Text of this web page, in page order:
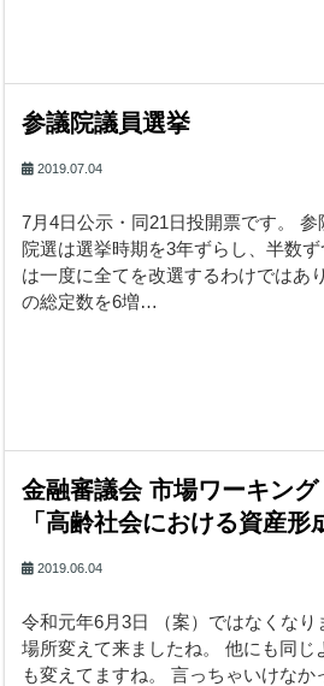
参議院議員選挙
2019.07.04
7月4日公示・同21日投開票です。
院選は選挙時期を3年ずらし、半数
は一度に全てを改選するわけではあ
の総定数を6増…
金融審議会 市場ワーキン
「高齢社会における資産形
2019.06.04
令和元年6月3日 （案）ではなくなり
場所変えて来ましたね。 他にも同じ
も変えてますね。 言っちゃいけな